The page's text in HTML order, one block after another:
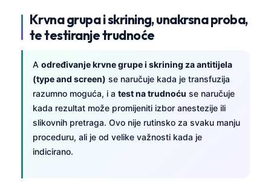
Krvna grupa i skrining, unakrsna proba,
te testiranje trudnoće
A određivanje krvne grupe i skrining za antitijela
(type and screen) se naručuje kada je transfuzija
razumno moguća, i a test na trudnoću se naručuje
kada rezultat može promijeniti izbor anestezije ili
slikovnih pretraga. Ovo nije rutinsko za svaku manju
proceduru, ali je od velike važnosti kada je
indicirano.Беларуская мова
Esperanto
Frysk
Ślōnskŏ gŏdka
Norsk bokmål